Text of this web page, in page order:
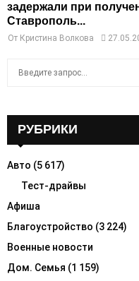
задержали при
Ставрополь...
От Кристина Волкова
o
РУБРИКИ
Авто (5 617)
Тест-драйвы
Афиша
Благоустройство (3 224)
Военные новости
Дом. Семья (1 159)